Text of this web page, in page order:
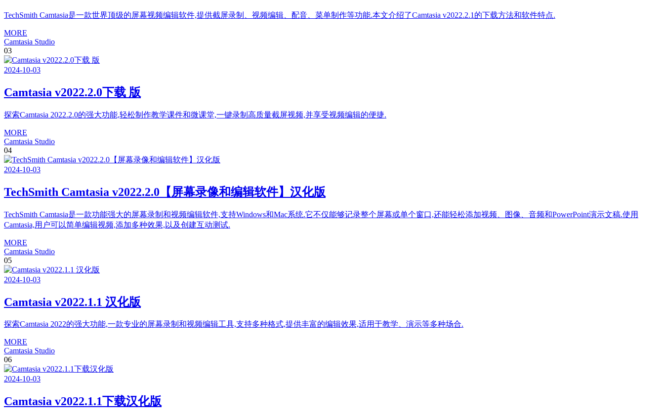
TechSmith Camtasia是一款世界顶级的屏幕视频编辑软件,提供截屏录制、视频编辑、配音、菜单制作等功能.本文介绍了Camtasia v2022.2.1的下载方法和软件特点.
MORE
Camtasia Studio
03
2024-10-03
Camtasia v2022.2.0下载 版
探索Camtasia 2022.2.0的强大功能,轻松制作教学课件和微课堂,一键录制高质量截屏视频,并享受视频编辑的便捷.
MORE
Camtasia Studio
04
2024-10-03
TechSmith Camtasia v2022.2.0【屏幕录像和编辑软件】汉化版
TechSmith Camtasia是一款功能强大的屏幕录制和视频编辑软件,支持Windows和Mac系统.它不仅能够记录整个屏幕或单个窗口,还能轻松添加视频、图像、音频和PowerPoint演示文稿.使用
Camtasia,用户可以简单编辑视频,添加多种效果,以及创建互动测试.
MORE
Camtasia Studio
05
2024-10-03
Camtasia v2022.1.1 汉化版
探索Camtasia 2022的强大功能,一款专业的屏幕录制和视频编辑工具,支持多种格式,提供丰富的编辑效果,适用于教学、演示等多种场合.
MORE
Camtasia Studio
06
2024-10-03
Camtasia v2022.1.1下载汉化版